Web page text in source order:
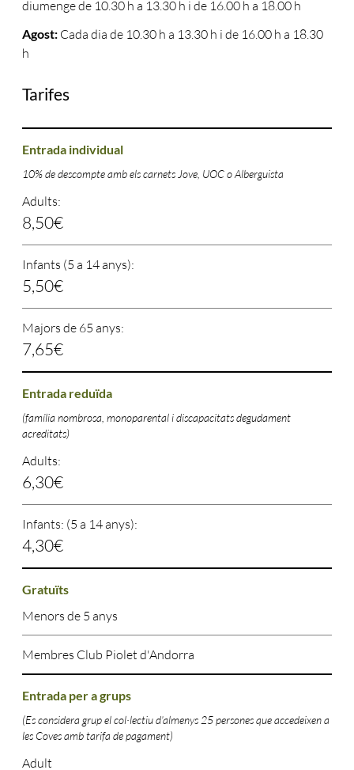
diumenge de 10.30 h a 13.30 h i de 16.00 h a 18.00 h
Agost: Cada dia de 10.30 h a 13.30 h i de 16.00 h a 18.30
h
Tarifes
Entrada individual
10% de descompte amb els carnets Jove, UOC o Alberguista
Adults:
8,50€
Infants (5 a 14 anys):
5,50€
Majors de 65 anys:
7,65€
Entrada reduïda
(família nombrosa, monoparental i discapacitats degudament
acreditats)
Adults:
6,30€
Infants: (5 a 14 anys):
4,30€
Gratuïts
Menors de 5 anys
Membres Club Piolet d'Andorra
Entrada per a grups
(Es considera grup el col·lectiu d’almenys 25 persones que accedeixen a
les Coves amb tarifa de pagament)
Adult